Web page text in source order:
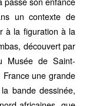
un contexte de
à la figuration à la
découvert par
Musée de Saint-
une grande
bande dessinée,